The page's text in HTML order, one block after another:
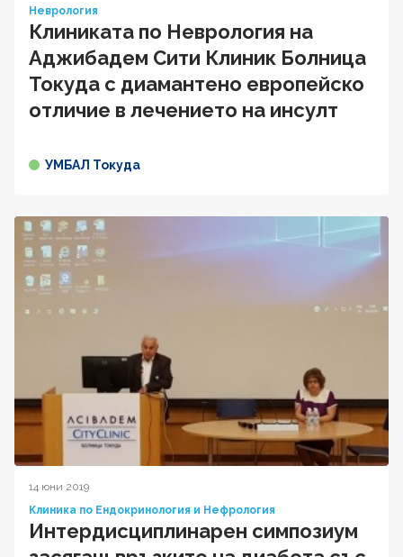
Неврология
Клиниката по Неврология на
Аджибадем Сити Клиник Болница
Токуда с диамантено европейско
отличие в лечението на инсулт
УМБАЛ Токуда
14 юни 2019
Клиника по Ендокринология и Нефрология
Интердисциплинарен симпозиум